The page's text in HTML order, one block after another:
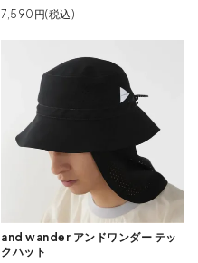
7,590円(税込)
and wander アンドワンダー テッ
クハット